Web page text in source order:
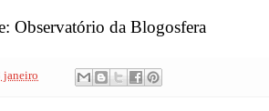
Observatório da Blogosfera
janeiro